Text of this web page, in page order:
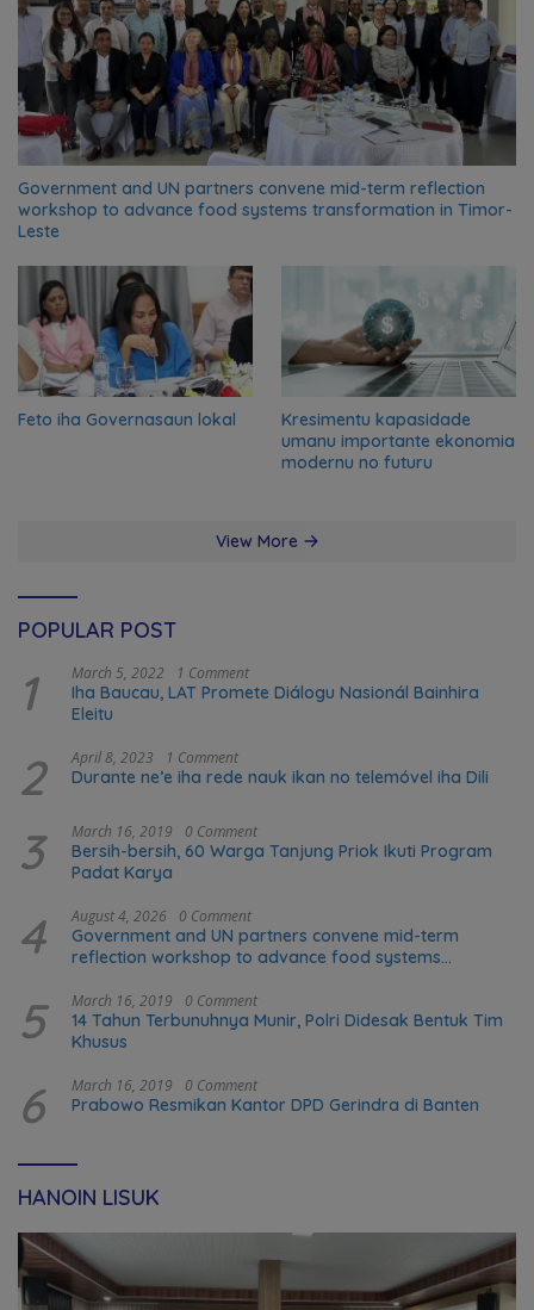
Government and UN partners convene mid-term reflection
workshop to advance food systems transformation in Timor-
Leste
Feto iha Governasaun lokal
Kresimentu kapasidade
umanu importante ekonomia
modernu no futuru
View More
POPULAR POST
1 March 5, 2022 1 Comment
Iha Baucau, LAT Promete Diálogu Nasionál Bainhira
Eleitu
2 April 8, 2023 1 Comment
Durante ne’e iha rede nauk ikan no telemóvel iha Dili
3 March 16, 2019 0 Comment
Bersih-bersih, 60 Warga Tanjung Priok Ikuti Program
Padat Karya
4 August 4, 2026 0 Comment
Government and UN partners convene mid-term
reflection workshop to advance food systems
5 March 16, 2019 0 Comment
14 Tahun Terbunuhnya Munir, Polri Didesak Bentuk Tim
Khusus
6 March 16, 2019 0 Comment
Prabowo Resmikan Kantor DPD Gerindra di Banten
HANOIN LISUK